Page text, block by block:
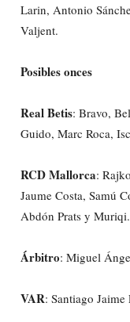
Larin, Antonio
Valjent.
Posibles onces
Real Betis: Bravo,
Guido, Marc Roca,
RCD Mallorca:
Jaume Costa, Samú
Abdón Prats y Muriqi.
Árbitro: Miguel
VAR: Santiago Jaime